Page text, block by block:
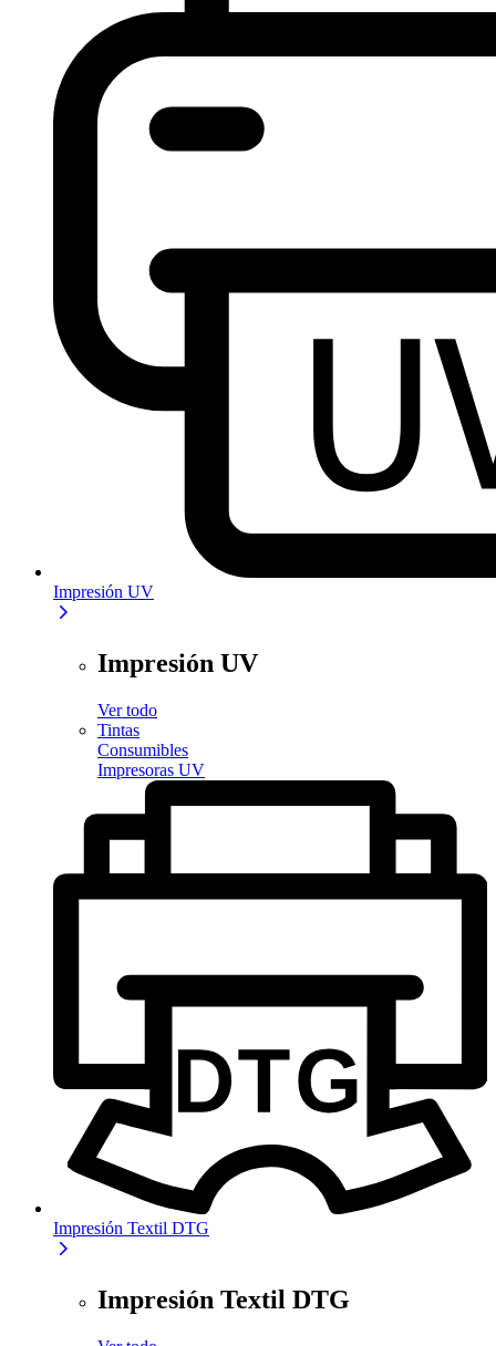
Impresión UV
Impresión UV
Ver todo
Tintas
Consumibles
Impresoras UV
Impresión Textil DTG
Impresión Textil DTG